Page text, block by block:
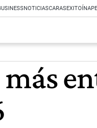
NOTICIASCARASEXITOÍNA